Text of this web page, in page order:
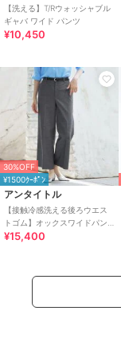
【洗える】T/Rウォッシャブル
ギャバ ワイド パンツ
¥10,450
30%OFF
¥1500ｸｰﾎﾟﾝ
アンタイトル
【接触冷感洗える後ろウエス
トゴム】オックスワイドパン
ツ
¥15,400